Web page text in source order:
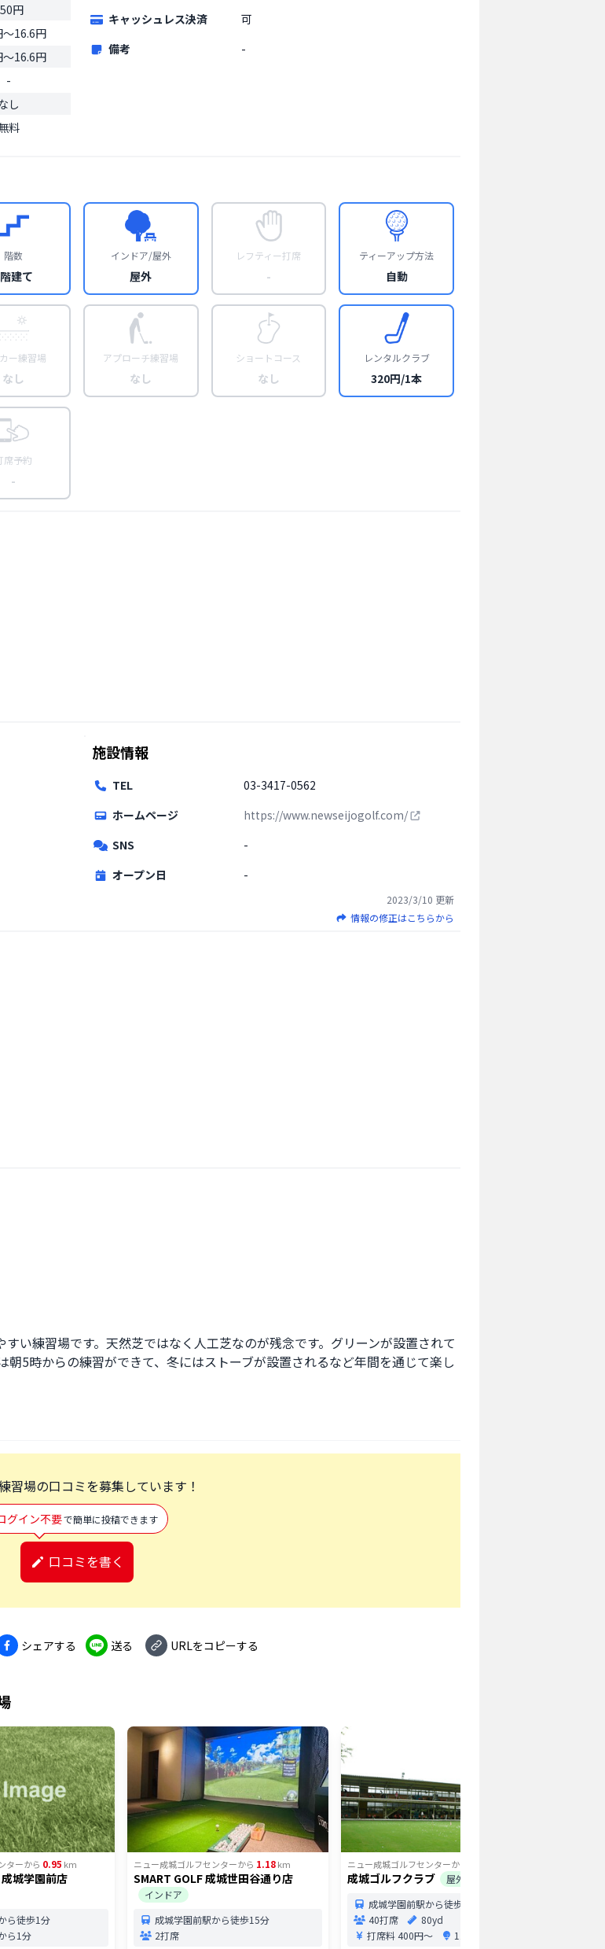
円
〜16.6円
〜16.6円
-
し
料
キャッシュレス決済
可
備考
-
階数
建て
インドア/屋外
屋外
レフティー打席
-
ティーアップ方法
自動
ー練習場
なし
アプローチ練習場
なし
ショートコース
なし
レンタルクラブ
320円/1本
席予約
-
施設情報
TEL
03-3417-0562
ホームページ
https://www.newseijogolf.com/
SNS
-
オープン日
-
2023/3/10 更新
情報の修正はこちらから
い練習場です。天然芝ではなく人工芝なのが残念です。グリーンが設置されて
朝5時からの練習ができて、冬にはストーブが設置されるなど年間を通じて楽し
習場の口コミを募集しています！
グイン不要で簡単に投稿できます
口コミを書く
シェアする 送る URLをコピーする
ターから 0.95 km
城学園前店
ら徒歩1分
ら1分
ニュー成城ゴルフセンターから 1.18km
SMART GOLF 成城世田谷通り店
インドア
成城学園前駅から徒歩15分
2打席
ニュー成城ゴルフセンターから
成城ゴルフクラブ
屋外
成城学園前駅から徒歩12分
40打席
80yd
打席料400円〜 11.1円/球〜